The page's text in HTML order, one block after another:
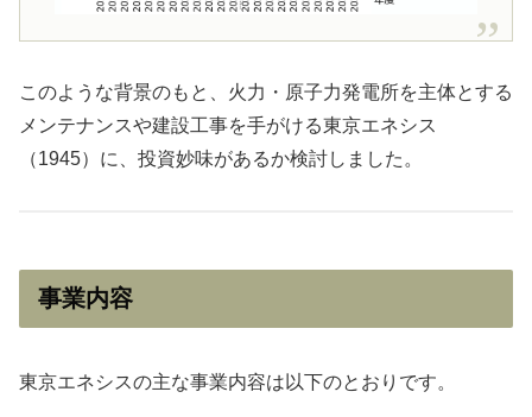
このような背景のもと、火力・原子力発電所を主体とする
メンテナンスや建設工事を手がける東京エネシス
（1945）に、投資妙味があるか検討しました。
事業内容
東京エネシスの主な事業内容は以下のとおりです。